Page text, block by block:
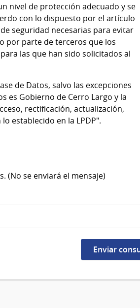
nivel de protección adecuado y se
con lo dispuesto por el artículo
seguridad necesarias para evitar
por parte de terceros que los
las que han sido solicitados al
de Datos, salvo las excepciones
es Gobierno de Cerro Largo y la
rectificación, actualización,
establecido en la LPDP".
(No se enviará el mensaje)